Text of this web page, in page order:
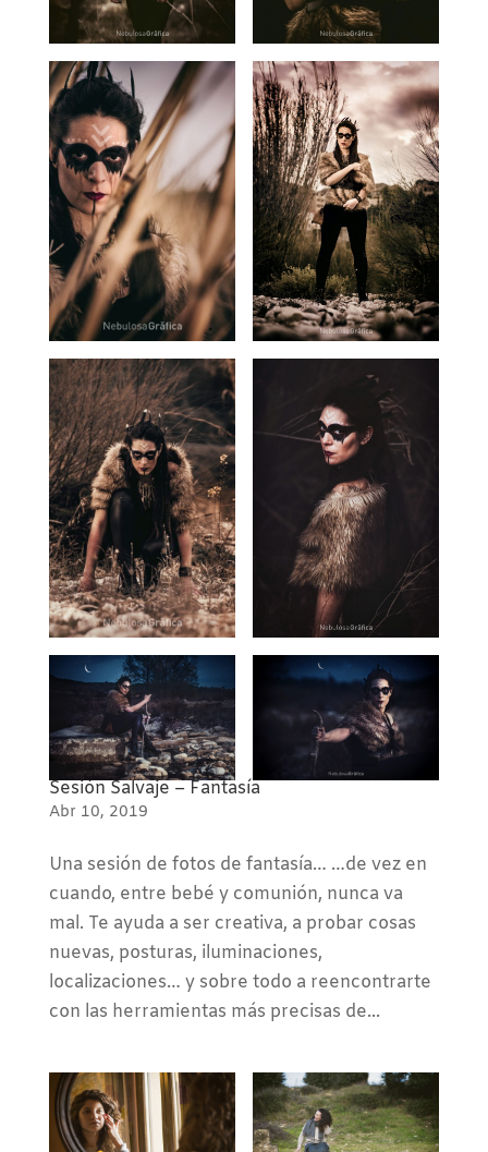
Sesión Salvaje – Fantasía
Abr 10, 2019
Una sesión de fotos de fantasía… …de vez en
cuando, entre bebé y comunión, nunca va
mal. Te ayuda a ser creativa, a probar cosas
nuevas, posturas, iluminaciones,
localizaciones… y sobre todo a reencontrarte
con las herramientas más precisas de...